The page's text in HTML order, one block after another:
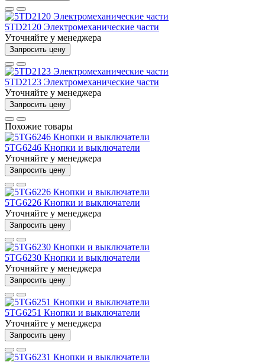
5TD2120 Электромеханические части
Уточняйте у менеджера
Запросить цену
5TD2123 Электромеханические части
Уточняйте у менеджера
Запросить цену
Похожие товары
5TG6246 Кнопки и выключатели
Уточняйте у менеджера
Запросить цену
5TG6226 Кнопки и выключатели
Уточняйте у менеджера
Запросить цену
5TG6230 Кнопки и выключатели
Уточняйте у менеджера
Запросить цену
5TG6251 Кнопки и выключатели
Уточняйте у менеджера
Запросить цену